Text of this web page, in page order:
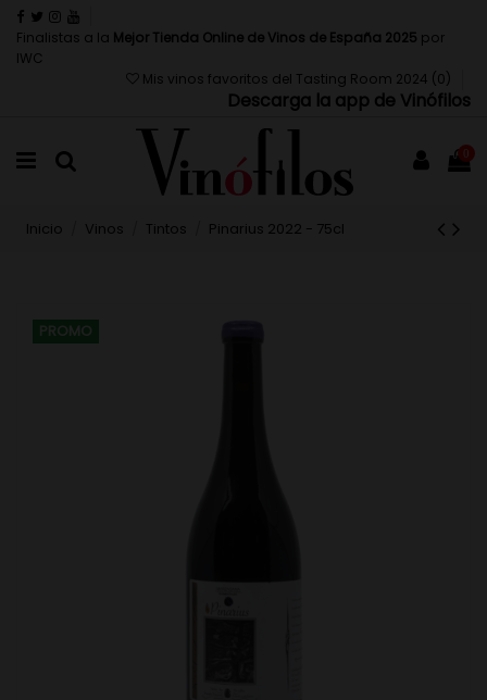
Finalistas a la Mejor Tienda Online de Vinos de España 2025 por
IWC
Mis vinos favoritos del Tasting Room 2024 (0 )
Descarga la app de Vinófilos
0
Inicio Vinos Tintos Pinarius 2022 - 75cl
PROMO